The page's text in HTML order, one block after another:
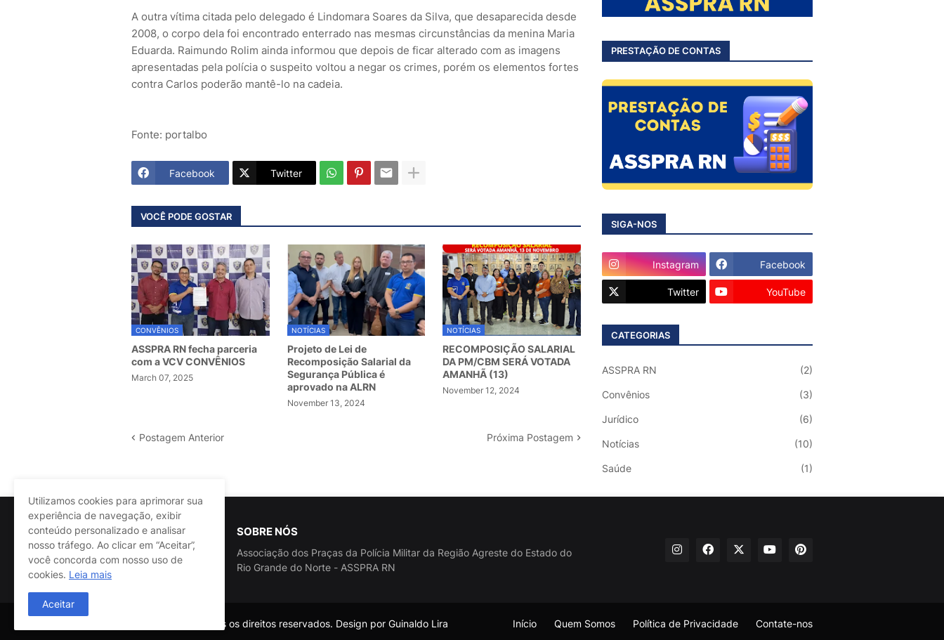
A outra vítima citada pelo delegado é Lindomara Soares da Silva, que desaparecida desde
2008, o corpo dela foi encontrado enterrado nas mesmas circunstâncias da menina Maria
Eduarda. Raimundo Rolim ainda informou que depois de ficar alterado com as imagens
apresentadas pela polícia o suspeito voltou a negar os crimes, porém os elementos fortes
contra Carlos poderão mantê-lo na cadeia.
Fonte: portalbo
Facebook Twitter
VOCÊ PODE GOSTAR
CONVÊNIOS
ASSPRA RN fecha parceria
com a VCV CONVÊNIOS
March 07, 2025
NOTÍCIAS
Projeto de Lei de
Recomposição Salarial da
Segurança Pública é
aprovado na ALRN
November 13, 2024
NOTÍCIAS
RECOMPOSIÇÃO SALARIAL
DA PM/CBM SERÁ VOTADA
AMANHÃ (13)
November 12, 2024
Postagem Anterior Próxima Postagem
PRESTAÇÃO DE CONTAS
SIGA-NOS
Instagram Facebook
Twitter YouTube
CATEGORIAS
ASSPRA RN (2)
Convênios (3)
Jurídico (6)
Notícias (10)
Saúde (1)
SOBRE NÓS
Associação dos Praças da Polícia Militar da Região Agreste do Estado do
Rio Grande do Norte - ASSPRA RN
@ASSPRA RN Todos os direitos reservados. Design por Guinaldo Lira Início Quem Somos Política de Privacidade Contate-nos
Utilizamos cookies para aprimorar sua
experiência de navegação, exibir
conteúdo personalizado e analisar
nosso tráfego. Ao clicar em “Aceitar”,
você concorda com nosso uso de
cookies. Leia mais
Aceitar